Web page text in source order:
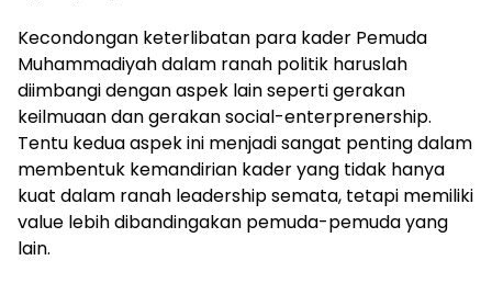
Kecondongan keterlibatan para kader Pemuda
Muhammadiyah dalam ranah politik haruslah
diimbangi dengan aspek lain seperti gerakan
keilmuaan dan gerakan social-enterprenership.
Tentu kedua aspek ini menjadi sangat penting dalam
membentuk kemandirian kader yang tidak hanya
kuat dalam ranah leadership semata, tetapi memiliki
value lebih dibandingakan pemuda-pemuda yang
lain.